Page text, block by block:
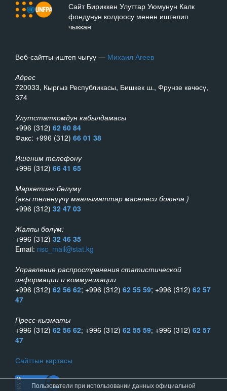
Сайт Бириккен Улуттар Уюмунун Калк
фондунун колдоосу менен иштелип
чыккан
Веб-сайтты иштеп чыгуу — Михаил Агеев
Адрес
720033, Кыргыз Республикасы, Бишкек ш., Фрунзе көчөсү,
374
Улутстаткомдун кабылдамасы
+996 (312) 62 60 84
Факс: +996 (312) 66 01 38
Ишеним телефону
+996 (312) 66 41 65
Маркетинг бөлүмү
(акы төлөнүүчү маалыматтар маселеси боюнча )
+996 (312) 32 47 03
Жалпы бөлүм:
+996 (312) 32 46 35
Email: nsc_mail@stat.kg
Управление распространения статистической
информации и коммуникации
+996 (312) 62 56 62; +996 (312) 62 55 59; +996 (312) 62 57
47
Пресс-кызматы
+996 (312) 62 56 62; +996 (312) 62 55 59; +996 (312) 62 57
47
Сайттын картасы
Пользователи при использовании данных официальной